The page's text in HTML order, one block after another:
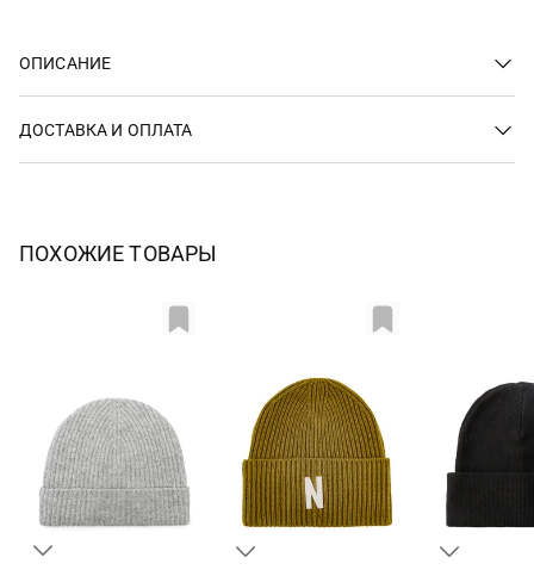
ОПИСАНИЕ
ДОСТАВКА И ОПЛАТА
ПОХОЖИЕ ТОВАРЫ